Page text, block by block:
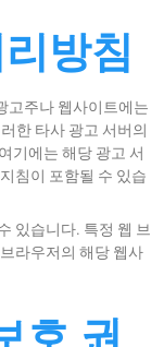
방침
고주나 웹사이트에는
한 타사 광고 서버의
기에는 해당 광고 서
침이 포함될 수 있습
있습니다. 특정 웹 브
라우저의 해당 웹사